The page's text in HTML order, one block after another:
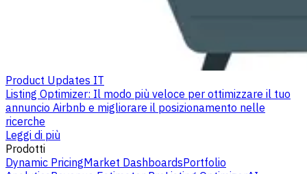
Product Updates IT
Listing Optimizer: Il modo più veloce per ottimizzare il tuo
annuncio Airbnb e migliorare il posizionamento nelle
ricerche
Leggi di più
Prodotti
Dynamic PricingMarket DashboardsPortfolio